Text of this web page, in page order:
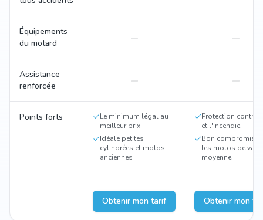
Équipements
du motard
Assistance
renforcée
Points forts
Le minimum légal au
meilleur prix
Idéale petites
cylindrées et motos
anciennes
Protection contre
et l'incendie
Bon compromis
les motos de
moyenne
Obtenir mon tarif Obtenir mon